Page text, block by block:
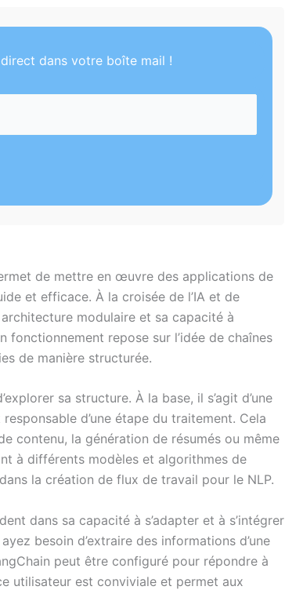
dans votre boîte mail !
de mettre en œuvre des applications de
et efficace. À la croisée de l’IA et de
modulaire et sa capacité à
fonctionnement repose sur l’idée de chaînes
de manière structurée.
sa structure. À la base, il s’agit d’une
d’une étape du traitement. Cela
contenu, la génération de résumés ou même
à différents modèles et algorithmes de
la création de flux de travail pour le NLP.
dans sa capacité à s’adapter et à s’intégrer
besoin d’extraire des informations d’une
peut être configuré pour répondre à
utilisateur est conviviale et permet aux